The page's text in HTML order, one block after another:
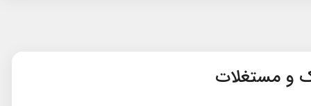
و مستغلات